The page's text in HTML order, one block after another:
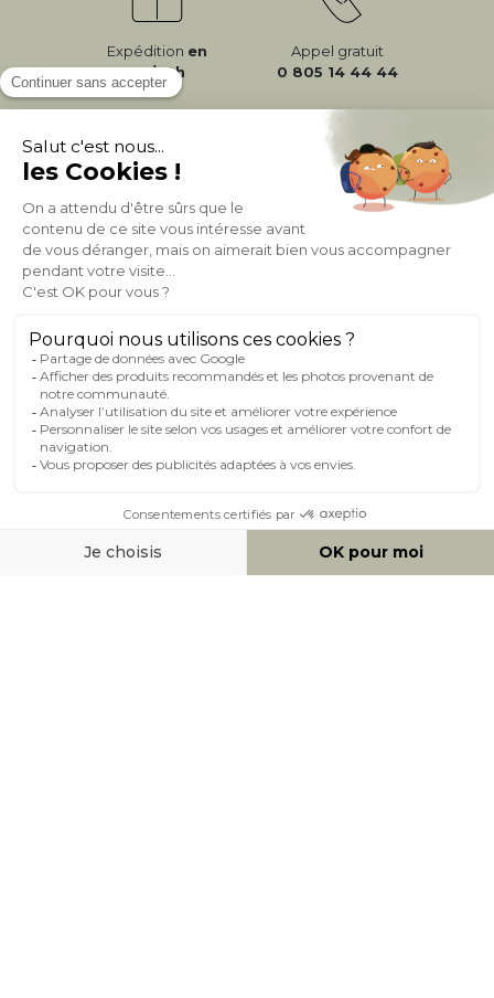
Expédition en
24/72h
Appel gratuit
0 805 14 44 44
À PROPOS DE MILIBOO
AIDE & CONTACT